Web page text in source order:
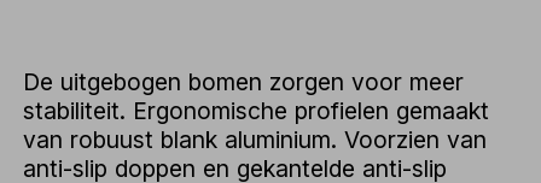
De uitgebogen bomen zorgen voor meer
stabiliteit. Ergonomische profielen gemaakt
van robuust blank aluminium. Voorzien van
anti-slip doppen en gekantelde anti-slip